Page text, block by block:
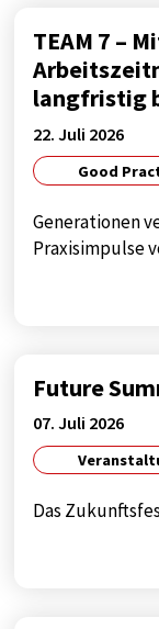
TEAM 7 –
langfristig
22. Juli 2026
Good
Generationen
Praxisimpulse
Future
07. Juli 2026
Das